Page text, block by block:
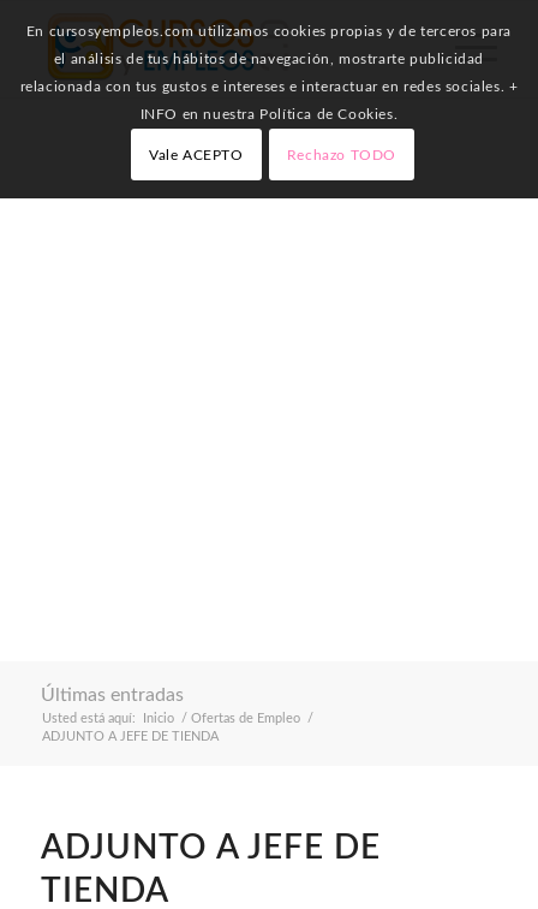
Últimas entradas
Usted está aquí: Inicio / Ofertas de Empleo
/
ADJUNTO A JEFE DE TIENDA
ADJUNTO A JEFE DE
TIENDA
En cursosyempleos.com utilizamos cookies propias y de terceros para
el análisis de tus hábitos de navegación, mostrarte publicidad
relacionada con tus gustos e intereses e interactuar en redes sociales. +
INFO en nuestra Política de Cookies.
Vale ACEPTO Rechazo TODO